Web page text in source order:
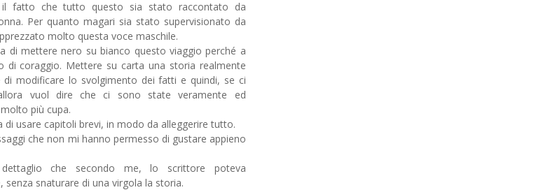
il fatto che tutto questo sia stato raccontato da
Per quanto magari sia stato supervisionato da
molto questa voce maschile.
di mettere nero su bianco questo viaggio perché a
di coraggio. Mettere su carta una storia realmente
di modificare lo svolgimento dei fatti e quindi, se ci
vuol dire che ci sono state veramente ed
più cupa.
di usare capitoli brevi, in modo da alleggerire tutto.
che non mi hanno permesso di gustare appieno
che secondo me, lo scrittore poteva
senza snaturare di una virgola la storia.